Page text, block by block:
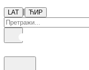
LAT | ЋИР